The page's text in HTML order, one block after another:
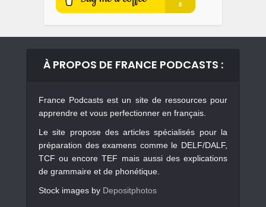
À PROPOS DE FRANCE PODCASTS :
France Podcasts est un site de ressources pour
apprendre et vous perfectionner en français.
Le site propose des articles spécialisés pour la
préparation des examens comme le DELF/DALF,
TCF ou encore TEF mais aussi des explications
de grammaire et de phonétique.
Stock images by Depositphotos